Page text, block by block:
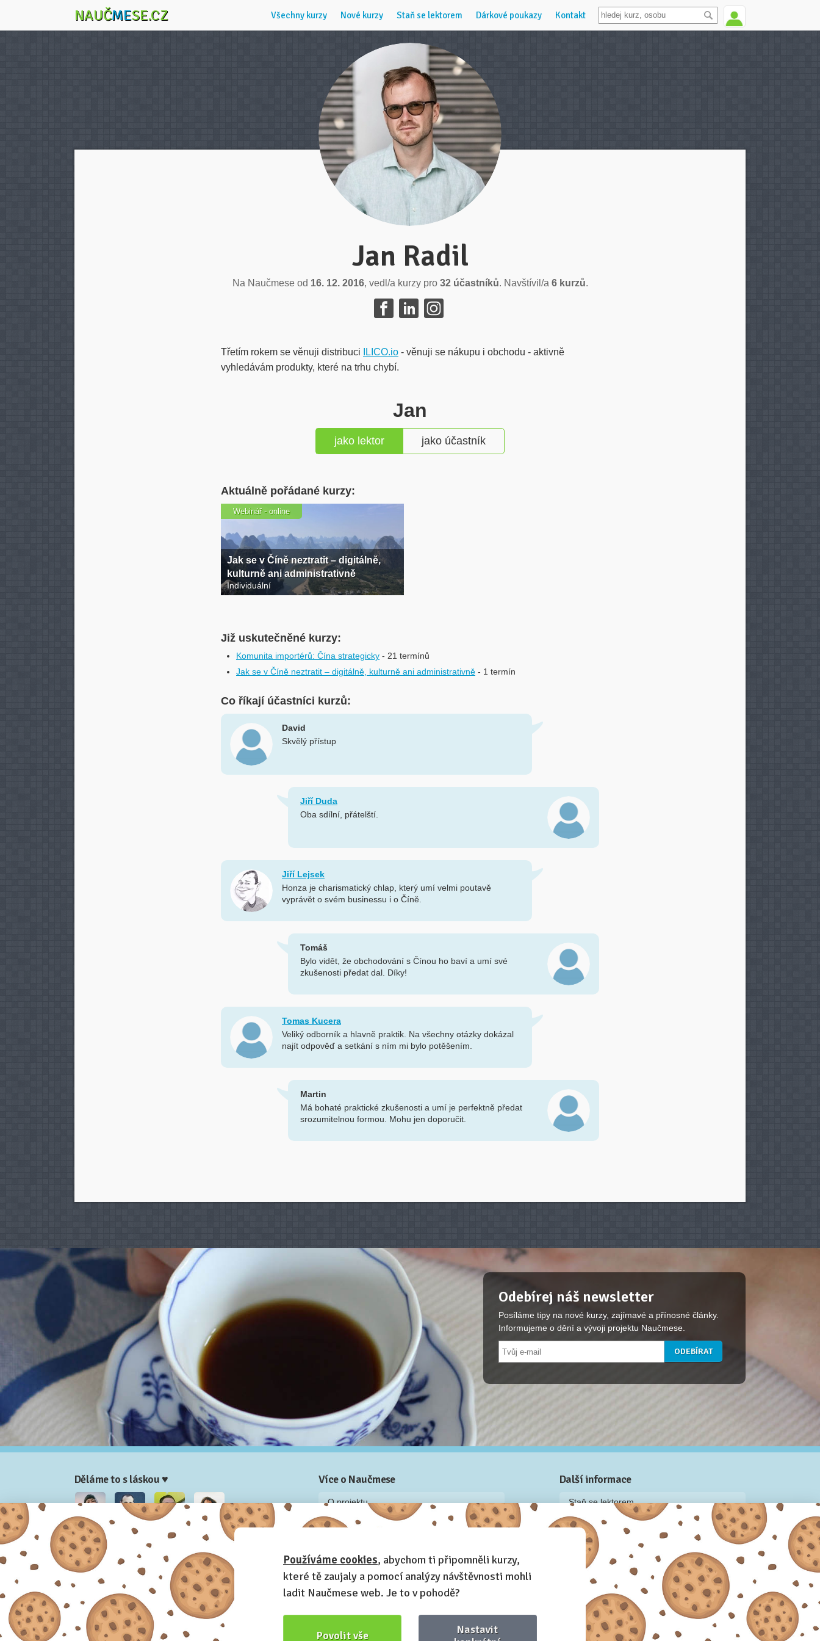
NAUČMESE.CZ Všechny kurzy Nové kurzy Staň se lektorem Dárkové poukazy Kontakt
Jan Radil
Na Naučmese od 16. 12. 2016, vedl/a kurzy pro 32 účastníků. Navštívil/a 6 kurzů.
Třetím rokem se věnuji distribuci ILICO.io - věnuji se nákupu i obchodu - aktivně
vyhledávám produkty, které na trhu chybí.
Jan
jako lektor jako účastník
Aktuálně pořádané kurzy:
Jak se v Číně neztratit – digitálně,
kulturně ani administrativně
Individuální
Webinář - online
Již uskutečněné kurzy:
Komunita importérů: Čína strategicky - 21 termínů
Jak se v Číně neztratit – digitálně, kulturně ani administrativně - 1 termín
Co říkají účastníci kurzů:
David
Skvělý přístup
Jiří Duda
Oba sdílní, přátelští.
Jiří Lejsek
Honza je charismatický chlap, který umí velmi poutavě
vyprávět o svém businessu i o Číně.
Tomáš
Bylo vidět, že obchodování s Čínou ho baví a umí své
zkušenosti předat dal. Díky!
Tomas Kucera
Veliký odborník a hlavně praktik. Na všechny otázky dokázal
najít odpověď a setkání s ním mi bylo potěšením.
Martin
Má bohaté praktické zkušenosti a umí je perfektně předat
srozumitelnou formou. Mohu jen doporučit.
Odebírej náš newsletter
Posíláme tipy na nové kurzy, zajímavé a přínosné články.
Informujeme o dění a vývoji projektu Naučmese.
Děláme to s láskou ♥
Nela Josef Honza
Více o Naučmese
O projektu
Blog: recenze z kurzů, rozhovory a články
Příběh Naučmese
Naučmese festivaly
Náš systém pro vaši firmu
Prostory pro pořádání kurzů
Kontakt a fakturační údaje
Další informace
Staň se lektorem
Video: Jak připravit kurz na Naučmese
Často kladené dotazy
Dárkové poukazy
Podmínky užívání
Obchodní podmínky
Zásady používání cookie souborů
Pravidla ochrany osobních údajů
Používáme cookies, abychom ti připomněli kurzy,
které tě zaujaly a pomocí analýzy návštěvnosti mohli
ladit Naučmese web. Je to v pohodě?
Povolit vše
Nastavit